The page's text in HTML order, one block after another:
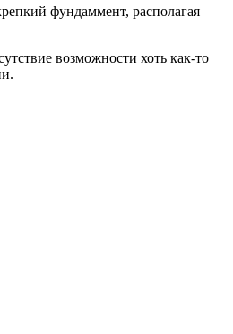
фундаммент, располагая
возможности хоть как-то